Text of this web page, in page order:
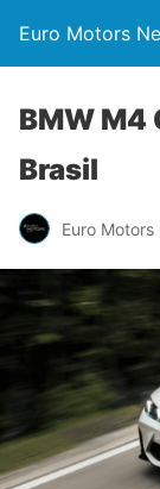
Euro Motors
BMW M4
Brasil
Euro Motors